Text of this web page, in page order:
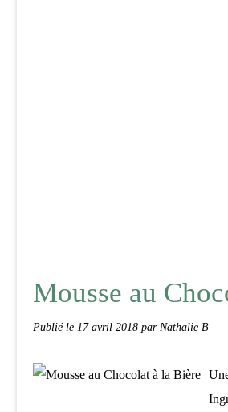
Mousse au
Publié le 17 avril 2018 par Nathalie B